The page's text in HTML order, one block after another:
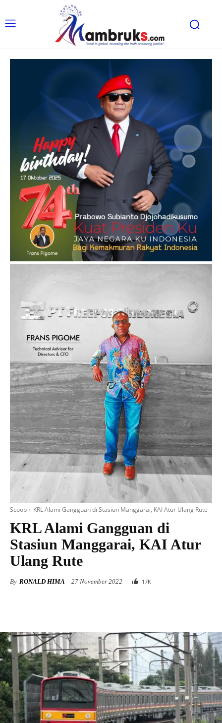
Scoop KRL Alami Gangguan di Stasiun Manggarai, KAI Atur Ulang Rute
KRL Alami Gangguan di
Stasiun Manggarai, KAI Atur
Ulang Rute
By RONALD HIMA 27 November 2022 17K